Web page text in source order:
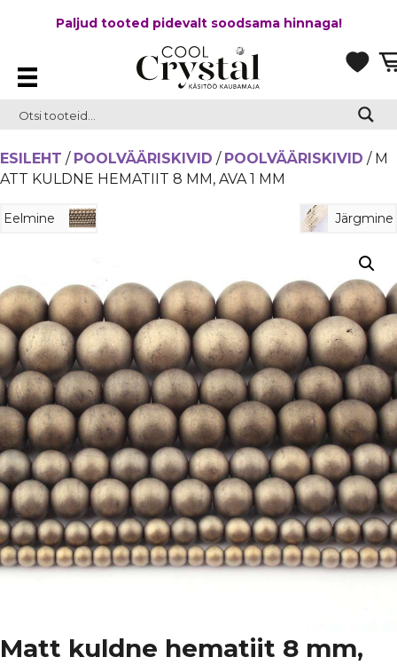
Paljud tooted pidevalt soodsama hinnaga!
ESILEHT / POOLVÄÄRISKIVID / POOLVÄÄRISKIVID / M
ATT KULDNE HEMATIIT 8 MM, AVA 1 MM
Eelmine Järgmine
Matt kuldne hematiit 8 mm,